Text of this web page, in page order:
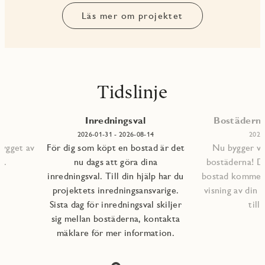
Läs mer om projektet
Tidslinje
av
Inredningsval
2026-01-31 - 2026-08-14
För dig som köpt en bostad är det
nu dags att göra dina
inredningsval. Till din hjälp har du
projektets inredningsansvarige.
Sista dag för inredningsval skiljer
sig mellan bostäderna, kontakta
mäklare för mer information.
Nu bygger
bostäderna!
bostad
visning av din